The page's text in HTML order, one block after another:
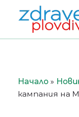
Преминете
към
съдържанието
Начало »
кампания на